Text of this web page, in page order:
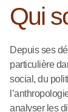
Qui
Depuis ses
particulière
social, du
analyser les